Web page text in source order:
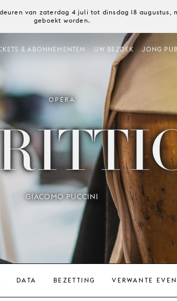
van zaterdag 4 juli tot dinsdag 18 augustus,
geboekt worden.
& ABONNEMENTEN UW BEZOEK JONG
OPERA
GIACOMO PUCCINI
DATA BEZETTING VERWANTE